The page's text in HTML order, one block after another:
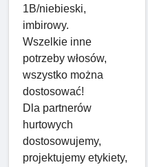
1B/niebieski,
imbirowy.
Wszelkie inne
potrzeby włosów,
wszystko można
dostosować!
Dla partnerów
hurtowych
dostosowujemy,
projektujemy etykiety,